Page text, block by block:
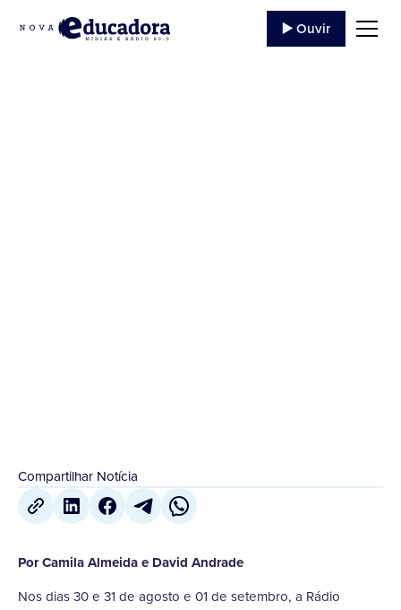
▶️ Ouvir
Compartilhar Notícia
Por Camila Almeida e David Andrade
Nos dias 30 e 31 de agosto e 01 de setembro, a Rádio